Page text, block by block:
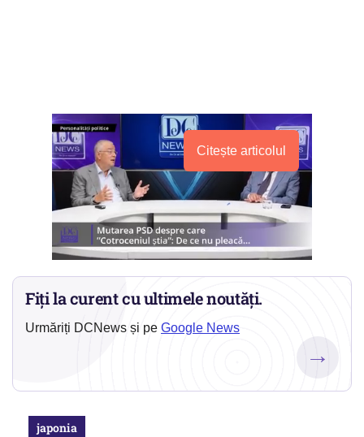
Citește articolul
Fiți la curent cu ultimele noutăți.
Urmăriți DCNews și pe Google News
→
japonia